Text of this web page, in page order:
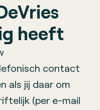
heeft
contact
als jij daar om
(per e-mail